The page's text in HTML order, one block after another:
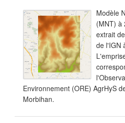
Modèle
(MNT) à
extrait
de l'IGN
Environnement (ORE) AgrHyS
Morbihan.